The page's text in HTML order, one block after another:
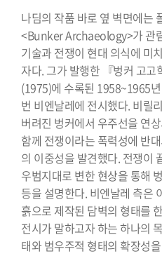
나딤의 작품 바로 옆 벽면에는
<Bunker Archaeology>가 관
기술과 전쟁이 현대 의식에 미
자다. 그가 발행한 『벙커 고
(1975)에 수록된 1958~1965
번 비엔날레에 전시했다. 비릴
버려진 벙커에서 우주선을 연
함께 전쟁이라는 폭력성에 반
의 이중성을 발견했다. 전쟁이
우범지대로 변한 현상을 통해
등을 설명한다. 비엔날레 측은
흙으로 제작된 담벽의 형태를
전시가 말하고자 하는 하나의
태와 범우주적 형태의 확장성